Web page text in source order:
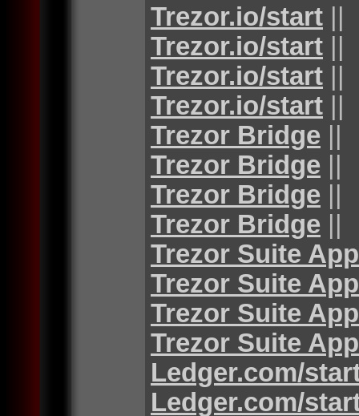
Trezor.io/start ||
Trezor.io/start ||
Trezor.io/start ||
Trezor.io/start ||
Trezor Bridge ||
Trezor Bridge ||
Trezor Bridge ||
Trezor Bridge ||
Trezor Suite App
Trezor Suite App
Trezor Suite App
Trezor Suite App
Ledger.com/
Ledger.com/